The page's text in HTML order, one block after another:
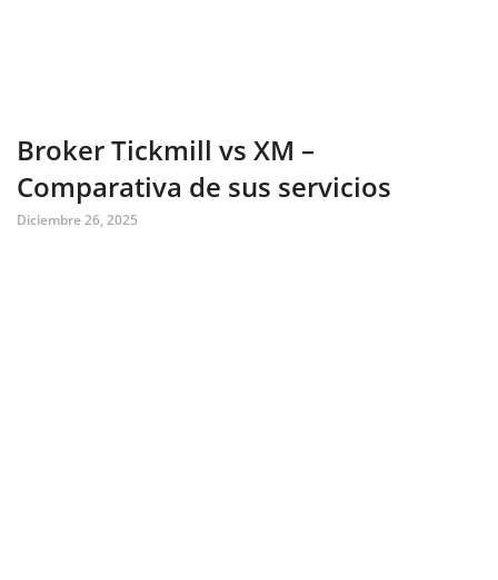
Broker Tickmill vs XM –
Comparativa de sus servicios
Diciembre 26, 2025